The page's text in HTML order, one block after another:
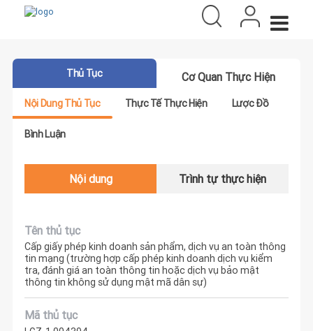
Thủ Tục Cơ Quan Thực Hiện
Nội Dung Thủ Tục Thực Tế Thực Hiện Lược Đồ
Bình Luận
Nội dung Trình tự thực hiện
Tên thủ tục
Cấp giấy phép kinh doanh sản phẩm, dịch vụ an toàn thông
tin mạng (trường hợp cấp phép kinh doanh dịch vụ kiểm
tra, đánh giá an toàn thông tin hoặc dịch vụ bảo mật
thông tin không sử dụng mật mã dân sự)
Mã thủ tục